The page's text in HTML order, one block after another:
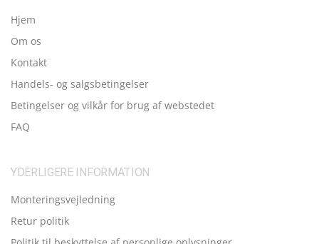
Hjem
Om os
Kontakt
Handels- og salgsbetingelser
Betingelser og vilkår for brug af webstedet
FAQ
YDERLIGERE INFORMATION
Monteringsvejledning
Retur politik